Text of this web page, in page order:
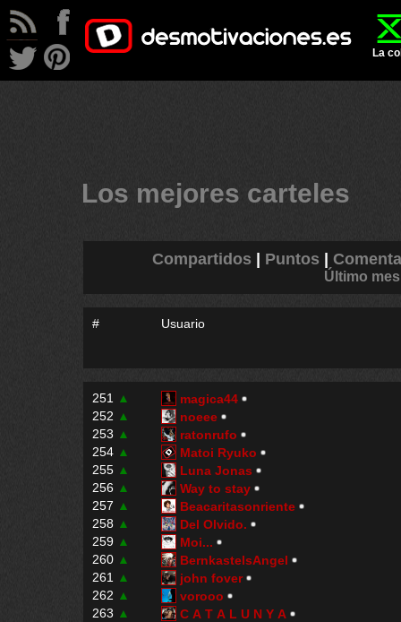
La
Los mejores carteles
Compartidos Puntos
Último mes
# Usuario
251 ▲
magica44
252 ▲
noeee
253 ▲
ratonrufo
254 ▲
Matoi Ryuko
255 ▲
Luna Jonas
256 ▲
Way to stay
257 ▲
Beacaritasonriente
258 ▲
Del Olvido.
259 ▲
Moi...
260 ▲
BernkastelsAngel
261
▲
john fover
262 ▲
vorooo
263 ▲
C A T A L U N Y A